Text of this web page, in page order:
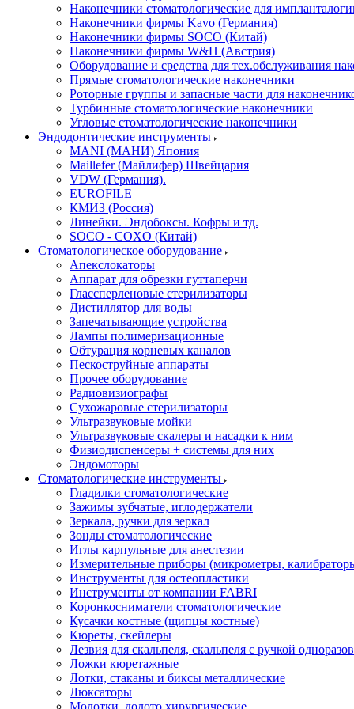
Наконечники стоматологические для
Наконечники фирмы Kavo (Германия)
Наконечники фирмы SOCO (Китай)
Наконечники фирмы W&H (Австрия)
Оборудование и средства для тех.обслуживания
Прямые стоматологические наконечники
Роторные группы и запасные части для
Турбинные стоматологические наконечники
Угловые стоматологические наконечники
Эндодонтические инструменты
MANI (МАНИ) Япония
Maillefer (Майлифер) Швейцария
VDW (Германия).
EUROFILE
КМИЗ (Россия)
Линейки. Эндобоксы. Кофры и тд.
SOCO - COXO (Китай)
Стоматологическое оборудование
Апекслокаторы
Аппарат для обрезки гуттаперчи
Глассперленовые стерилизаторы
Дистиллятор для воды
Запечатывающие устройства
Лампы полимеризационные
Обтурация корневых каналов
Пескоструйные аппараты
Прочее оборудование
Радиовизиографы
Сухожаровые стерилизаторы
Ультразвуковые мойки
Ультразвуковые скалеры и насадки к ним
Физиодиспенсеры + системы для них
Эндомоторы
Стоматологические инструменты
Гладилки стоматологические
Зажимы зубчатые, иглодержатели
Зеркала, ручки для зеркал
Зонды стоматологические
Иглы карпульные для анестезии
Измерительные приборы (микрометры,
Инструменты для остеопластики
Инструменты от компании FABRI
Коронкосниматели стоматологические
Кусачки костные (щипцы костные)
Кюреты, скейлеры
Лезвия для скальпеля, скальпеля с ручкой
Ложки кюретажные
Лотки, стаканы и биксы металлические
Люксаторы